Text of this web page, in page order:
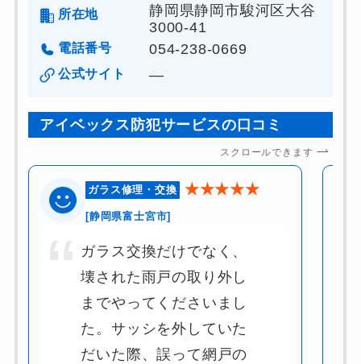
所在地
静岡県静岡市駿河区大谷
3000-41
電話番号 054-238-0669
公式サイト ―
アイベックス防犯サービスの口コミ
スクロールできます
ガラス修理・交換 ★★★★★
[静岡県富士宮市]
ガラス交換だけでなく、
壊された雨戸の取り外し
までやってくださいまし
た。サッシを外していた
だいた際、誤って網戸の